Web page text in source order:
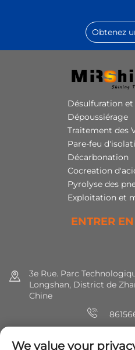
Obtenez
Désulfuration
Dépoussiérage
Traitement des
Pare-feu
Décarbonation
Cocreation
Pyrolyse des
Exploitation et
ENTRER
3e Rue. Parc
Longshan, District de
Chine
We value your